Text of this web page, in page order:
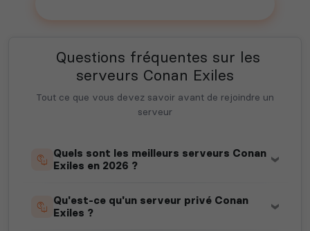
Questions fréquentes sur les
serveurs Conan Exiles
Tout ce que vous devez savoir avant de rejoindre un
serveur
Quels sont les meilleurs serveurs Conan
Exiles en 2026 ?
Qu'est-ce qu'un serveur privé Conan
Exiles ?